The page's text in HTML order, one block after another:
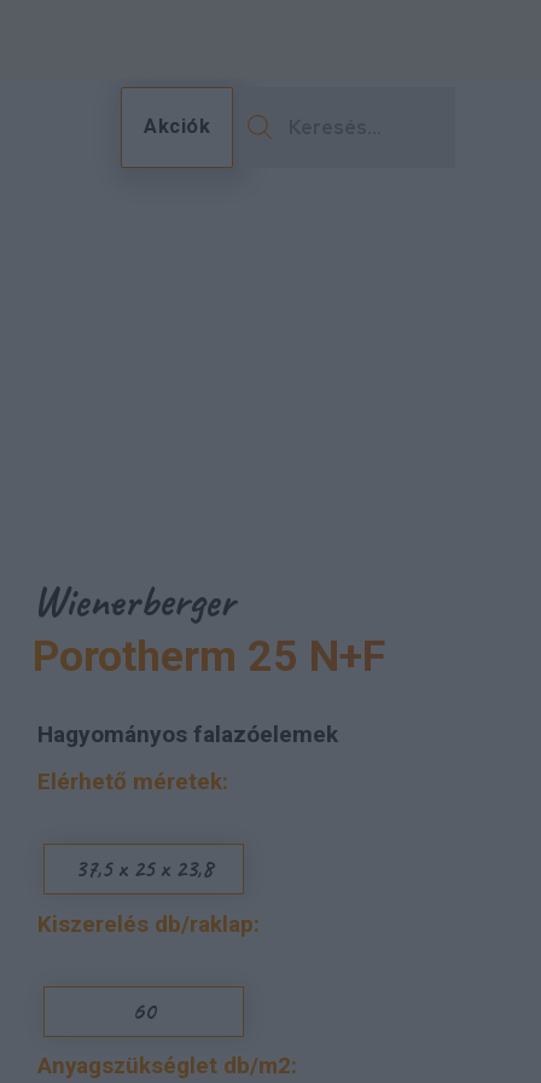
Wienerberger
Porotherm 25 N+F
Hagyományos falazóelemek
Elérhető méretek:
37,5 x 25 x 23,8
Kiszerelés db/raklap:
60
Anyagszükséglet db/m2:
Akciók